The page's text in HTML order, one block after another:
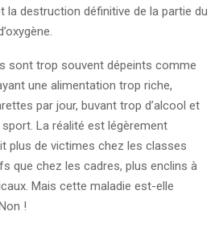
la destruction définitive de la partie du
sont trop souvent dépeints comme
une alimentation trop riche,
par jour, buvant trop d’alcool et
La réalité est légèrement
plus de victimes chez les classes
que chez les cadres, plus enclins à
Mais cette maladie est-elle
!